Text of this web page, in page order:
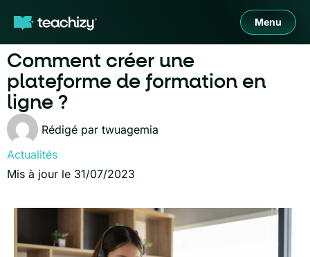
Menu
Comment créer une
plateforme de formation en
ligne ?
Rédigé par twuagemia
Actualités
Mis à jour le 31/07/2023